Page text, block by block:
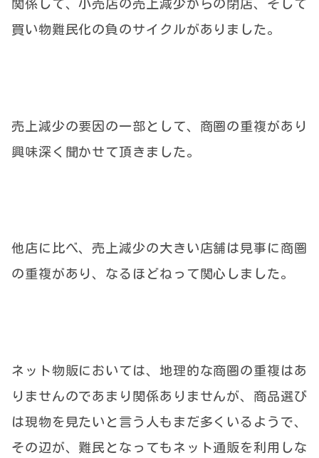
関係して、小売店の売上減少からの閉店、そして
買い物難民化の負のサイクルがありました。
売上減少の要因の一部として、商圏の重複があり
興味深く聞かせて頂きました。
他店に比べ、売上減少の大きい店舗は見事に商圏
の重複があり、なるほどねって関心しました。
ネット物販においては、地理的な商圏の重複はあ
りませんのであまり関係ありませんが、商品選び
は現物を見たいと言う人もまだ多くいるようで、
その辺が、難民となってもネット通販を利用しな